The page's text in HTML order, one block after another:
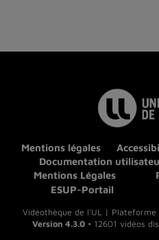
Mentions légales
Documentation
Mentions Légales
ESUP-Portail
Vidéothèque de l'UL |
Version 4.3.0 • 12601 vidéos